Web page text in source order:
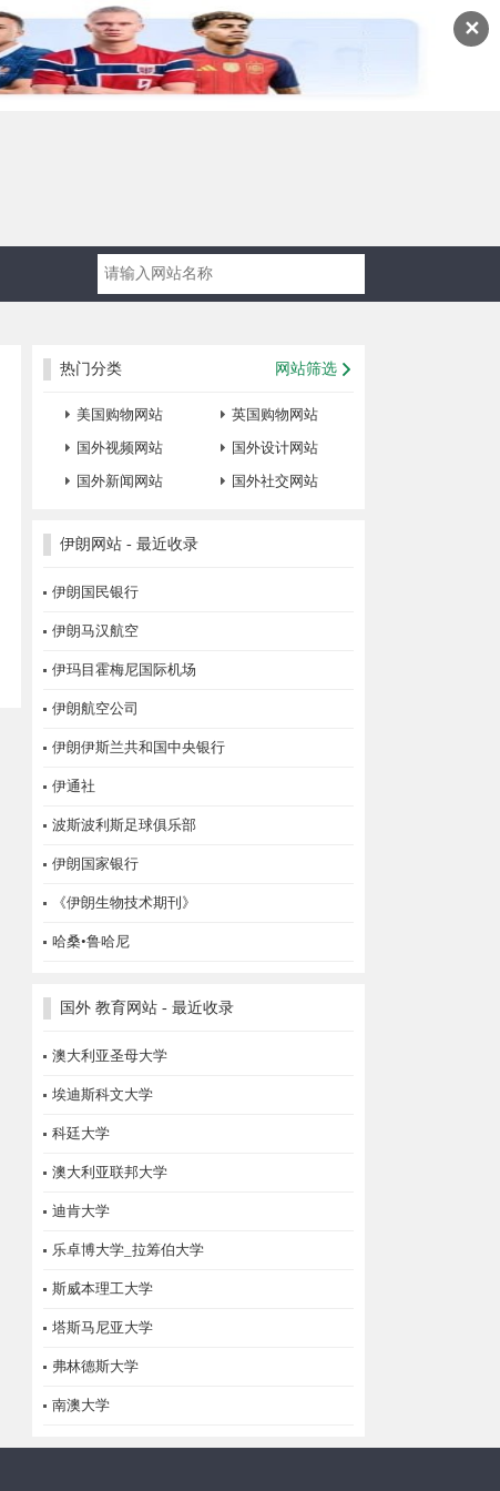
✕
热门分类 网站筛选
美国购物网站
英国购物网站
国外视频网站
国外设计网站
国外新闻网站
国外社交网站
伊朗网站 - 最近收录
伊朗国民银行
伊朗马汉航空
伊玛目霍梅尼国际机场
伊朗航空公司
伊朗伊斯兰共和国中央银行
伊通社
波斯波利斯足球俱乐部
伊朗国家银行
《伊朗生物技术期刊》
哈桑•鲁哈尼
国外 教育网站 - 最近收录
澳大利亚圣母大学
埃迪斯科文大学
科廷大学
澳大利亚联邦大学
迪肯大学
乐卓博大学_拉筹伯大学
斯威本理工大学
塔斯马尼亚大学
弗林德斯大学
南澳大学